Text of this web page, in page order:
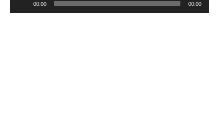
Player
00:00 00:00